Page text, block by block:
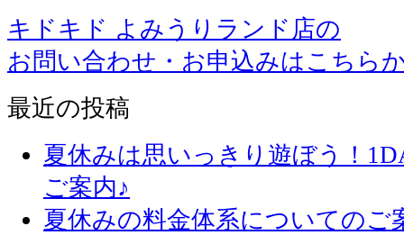
キドキド よみうりランド店の
お問い合わせ・お申込みはこちら
最近の投稿
夏休みは思いっきり遊ぼう！
ご案内♪
夏休みの料金体系についてのご